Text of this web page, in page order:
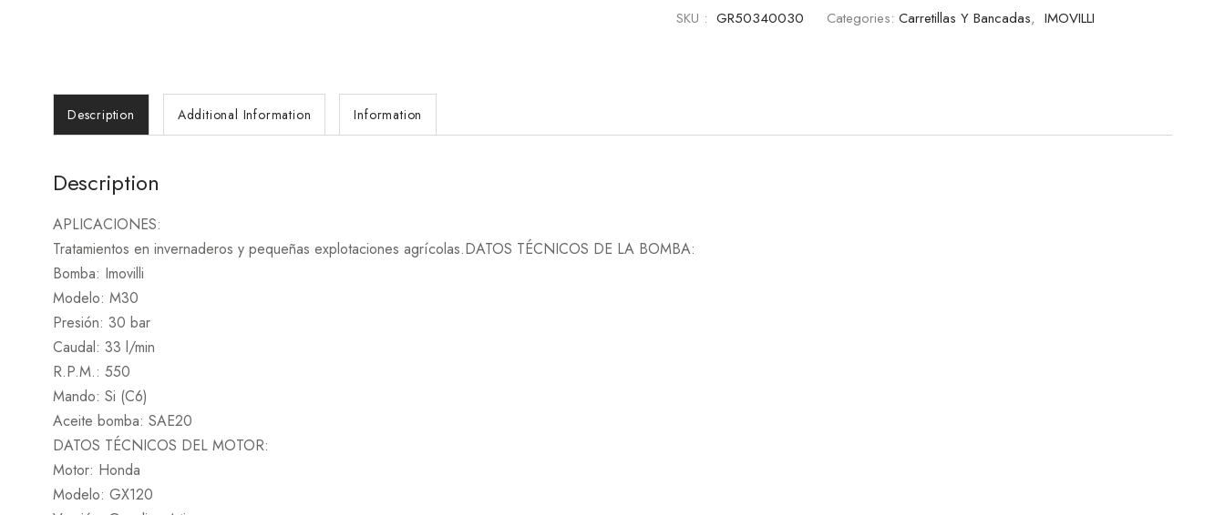
SKU : GR50340030 Categories: Carretillas Y Bancadas, IMOVILLI
Description Additional Information Information
Description
APLICACIONES:
Tratamientos en invernaderos y pequeñas explotaciones agrícolas.DATOS TÉCNICOS DE LA BOMBA:
Bomba: Imovilli
Modelo: M30
Presión: 30 bar
Caudal: 33 l/min
R.P.M.: 550
Mando: Si (C6)
Aceite bomba: SAE20
DATOS TÉCNICOS DEL MOTOR:
Motor: Honda
Modelo: GX120